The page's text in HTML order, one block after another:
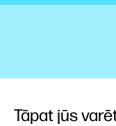
Tāpat jūs